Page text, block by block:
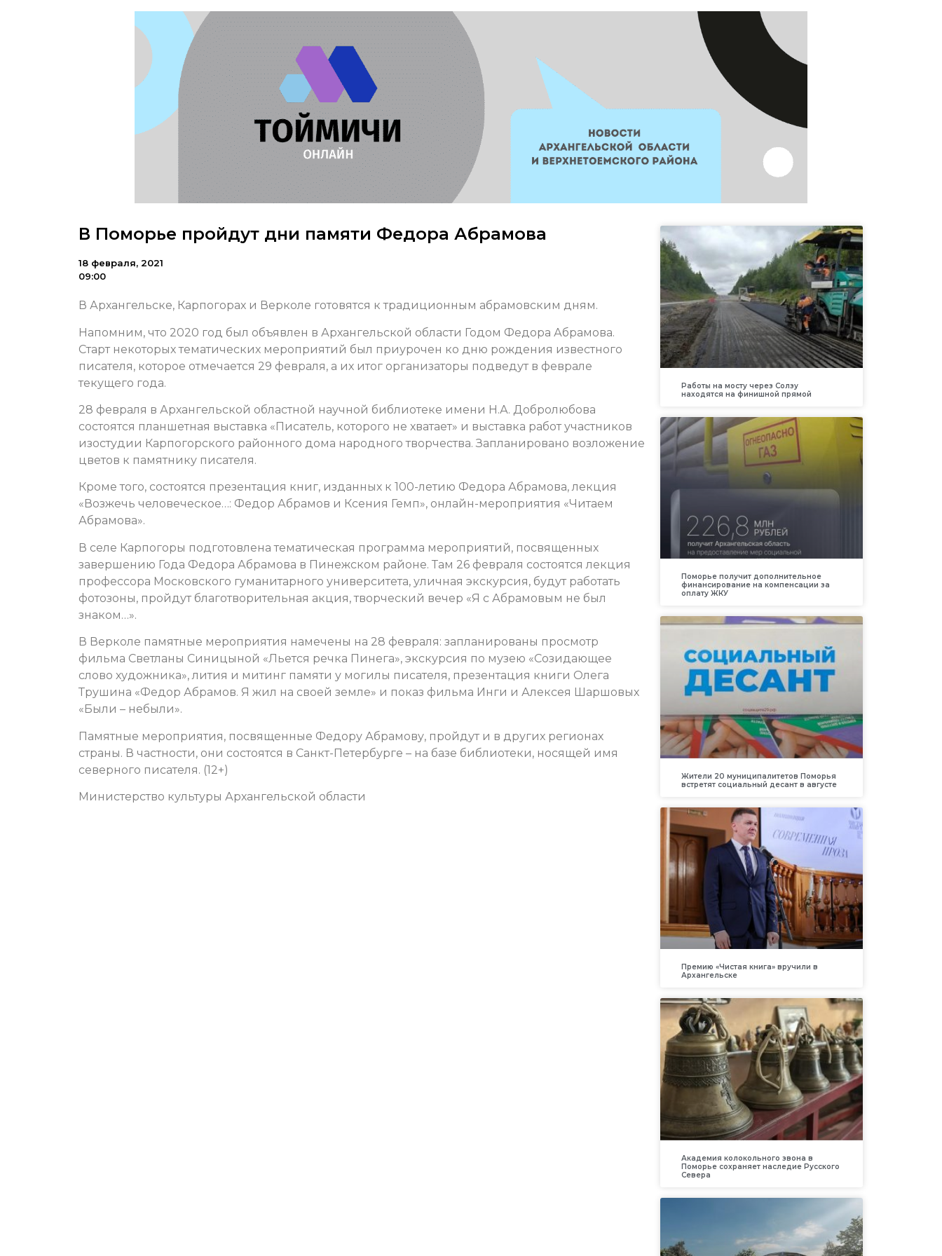
В Поморье пройдут дни памяти Федора Абрамова
18 февраля, 2021
09:00
В Архангельске, Карпогорах и Верколе готовятся к традиционным абрамовским дням.
Напомним, что 2020 год был объявлен в Архангельской области Годом Федора Абрамова.
Старт некоторых тематических мероприятий был приурочен ко дню рождения известного
писателя, которое отмечается 29 февраля, а их итог организаторы подведут в феврале
текущего года.
28 февраля в Архангельской областной научной библиотеке имени Н.А. Добролюбова
состоятся планшетная выставка «Писатель, которого не хватает» и выставка работ участников
изостудии Карпогорского районного дома народного творчества. Запланировано возложение
цветов к памятнику писателя.
Кроме того, состоятся презентация книг, изданных к 100-летию Федора Абрамова, лекция
«Возжечь человеческое…: Федор Абрамов и Ксения Гемп», онлайн-мероприятия «Читаем
Абрамова».
В селе Карпогоры подготовлена тематическая программа мероприятий, посвященных
завершению Года Федора Абрамова в Пинежском районе. Там 26 февраля состоятся лекция
профессора Московского гуманитарного университета, уличная экскурсия, будут работать
фотозоны, пройдут благотворительная акция, творческий вечер «Я с Абрамовым не был
знаком…».
В Верколе памятные мероприятия намечены на 28 февраля: запланированы просмотр
фильма Светланы Синицыной «Льется речка Пинега», экскурсия по музею «Созидающее
слово художника», лития и митинг памяти у могилы писателя, презентация книги Олега
Трушина «Федор Абрамов. Я жил на своей земле» и показ фильма Инги и Алексея Шаршовых
«Были – небыли».
Памятные мероприятия, посвященные Федору Абрамову, пройдут и в других регионах
страны. В частности, они состоятся в Санкт-Петербурге – на базе библиотеки, носящей имя
северного писателя. (12+)
Министерство культуры Архангельской области
Работы на мосту через Солзу
находятся на финишной прямой
Поморье получит дополнительное
финансирование на компенсации за
оплату ЖКУ
Жители 20 муниципалитетов Поморья
встретят социальный десант в августе
Премию «Чистая книга» вручили в
Архангельске
Академия колокольного звона в
Поморье сохраняет наследие Русского
Севера